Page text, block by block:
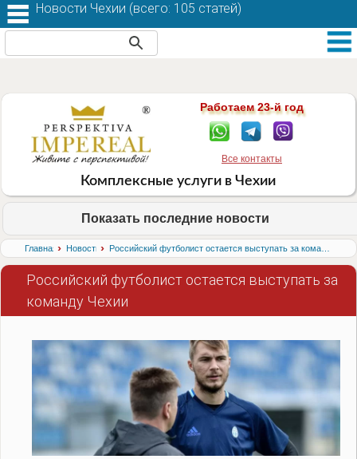
Работаем 23-й год
Все контакты
Комплексные услуги в Чехии
Показать последние новости
Главная › Новости›
Российский футболист остается выступать за
команду Чехии
Новости Чехии (всего: 105 статей)